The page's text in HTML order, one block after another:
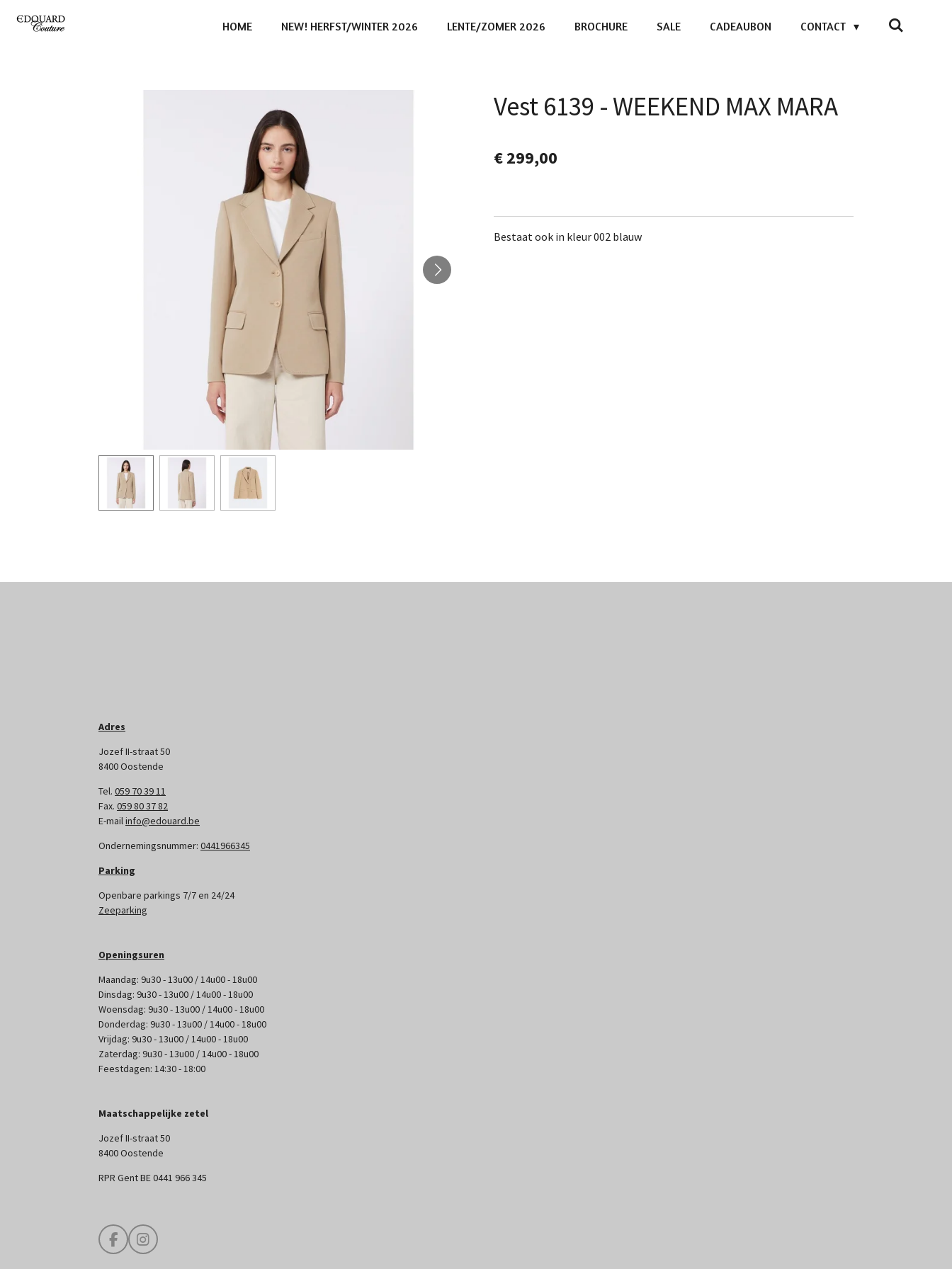
Ga
direct
HOME NEW! HERFST/WINTER 2026 LENTE/ZOMER 2026 BROCHURE SALE CADEAUBON CONTACT
Vest 6139 - WEEKEND MAX MARA
€ 299,00
Bestaat ook in kleur 002 blauw
Adres
Jozef II-straat 50
8400 Oostende
Tel. 059 70 39 11
Fax. 059 80 37 82
E-mailinfo@edouard.be
Ondernemingsnummer: 0441966345
Parking
Openbare parkings 7/7 en 24/24
Zeeparking
Openingsuren
Maandag: 9u30 - 13u00 / 14u00 - 18u00
Dinsdag: 9u30 - 13u00 / 14u00 - 18u00
Woensdag: 9u30 - 13u00 / 14u00 - 18u00
Donderdag: 9u30 - 13u00 / 14u00 - 18u00
Vrijdag: 9u30 - 13u00 / 14u00 - 18u00
Zaterdag: 9u30 - 13u00 / 14u00 - 18u00
Feestdagen: 14:30 - 18:00
Maatschappelijke zetel
Jozef II-straat 50
8400 Oostende
RPR Gent BE 0441 966 345
F
a
I
n